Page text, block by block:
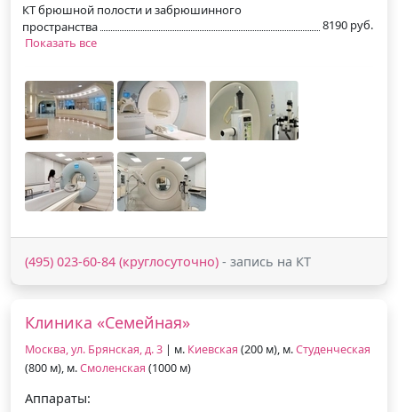
КТ брюшной полости и забрюшинного
пространства
8190 руб.
Показать все
(495) 023-60-84 (круглосуточно) - запись на КТ
Клиника «Семейная»
Москва, ул. Брянская, д. 3 | м. Киевская (200 м), м.Студенческая
(800 м), м.Смоленская (1000 м)
Аппараты: